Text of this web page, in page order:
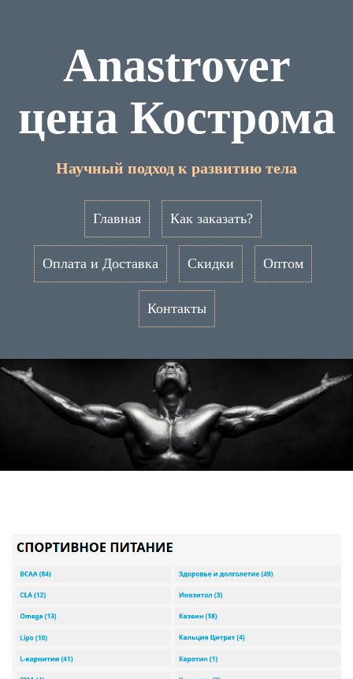
Anastrover
цена Кострома
Научный подход к развитию тела
Главная Как заказать?
Оплата и Доставка Скидки Оптом
Контакты